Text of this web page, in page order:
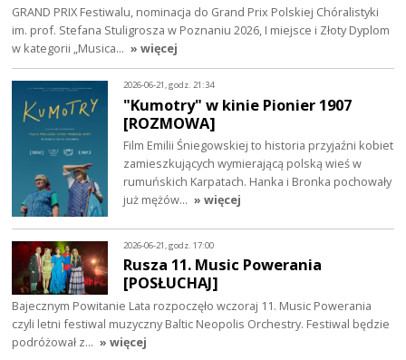
GRAND PRIX Festiwalu, nominacja do Grand Prix Polskiej Chóralistyki
im. prof. Stefana Stuligrosza w Poznaniu 2026, I miejsce i Złoty Dyplom
w kategorii „Musica… » więcej
2026-06-21, godz. 21:34
"Kumotry" w kinie Pionier 1907
[ROZMOWA]
Film Emilii Śniegowskiej to historia przyjaźni kobiet
zamieszkujących wymierającą polską wieś w
rumuńskich Karpatach. Hanka i Bronka pochowały
już mężów… » więcej
2026-06-21, godz. 17:00
Rusza 11. Music Powerania
[POSŁUCHAJ]
Bajecznym Powitanie Lata rozpoczęło wczoraj 11. Music Powerania
czyli letni festiwal muzyczny Baltic Neopolis Orchestry. Festiwal będzie
podróżował z… » więcej